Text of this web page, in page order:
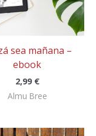
sea mañana –
ebook
2,99 €
Almu Bree